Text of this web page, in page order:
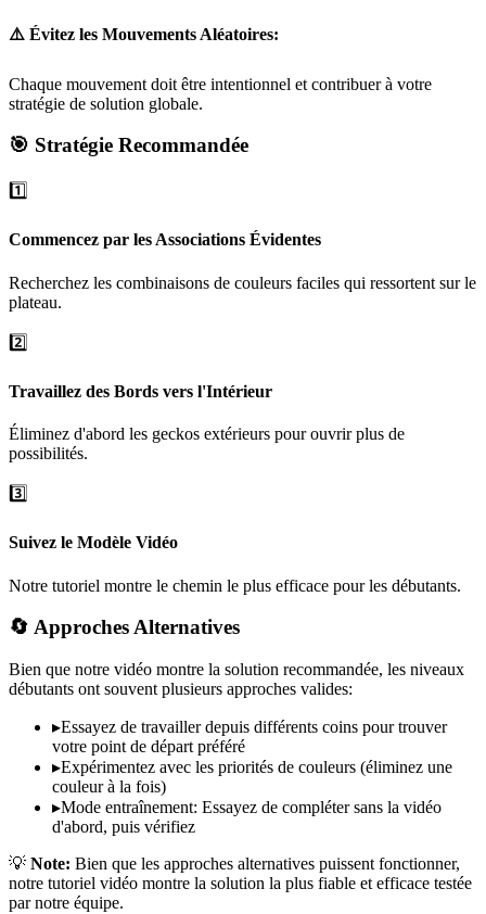
⚠️ Évitez les Mouvements Aléatoires:
Chaque mouvement doit être intentionnel et contribuer à votre
stratégie de solution globale.
🎯 Stratégie Recommandée
1️⃣
Commencez par les Associations Évidentes
Recherchez les combinaisons de couleurs faciles qui ressortent sur le
plateau.
2️⃣
Travaillez des Bords vers l'Intérieur
Éliminez d'abord les geckos extérieurs pour ouvrir plus de
possibilités.
3️⃣
Suivez le Modèle Vidéo
Notre tutoriel montre le chemin le plus efficace pour les débutants.
🔄 Approches Alternatives
Bien que notre vidéo montre la solution recommandée, les niveaux
débutants ont souvent plusieurs approches valides:
▸Essayez de travailler depuis différents coins pour trouver
votre point de départ préféré
▸Expérimentez avec les priorités de couleurs (éliminez une
couleur à la fois)
▸Mode entraînement: Essayez de compléter sans la vidéo
d'abord, puis vérifiez
💡 Note: Bien que les approches alternatives puissent fonctionner,
notre tutoriel vidéo montre la solution la plus fiable et efficace testée
par notre équipe.